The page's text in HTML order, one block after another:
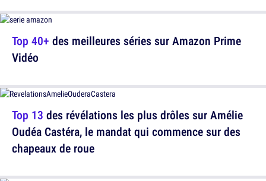
Top 13 des révélations les plus drôles sur Amélie
Oudéa Castéra, le mandat qui commence sur des
chapeaux de roue
Top 40+ des meilleures séries sur Amazon Prime
Vidéo